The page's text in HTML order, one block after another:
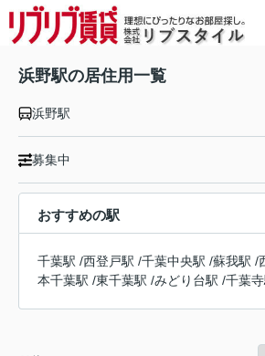
浜野駅の居住用一覧
浜野駅
募集中
おすすめの駅
千葉駅 /西登戸駅 /千葉中央駅 /蘇我駅 /
本千葉駅 /東千葉駅 /みどり台駅 /千葉